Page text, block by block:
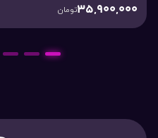
35,900,000تومان
1
2